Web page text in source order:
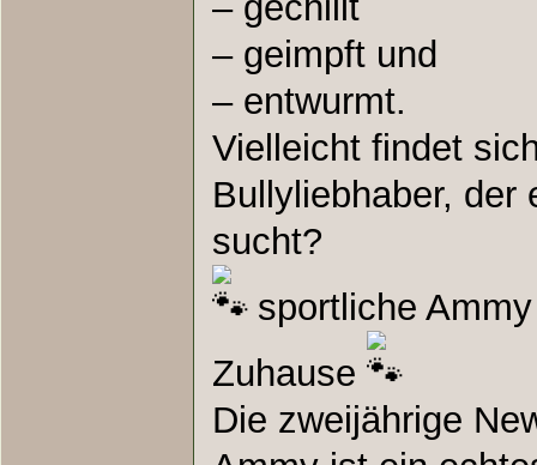
– geimpft und
– entwurmt.
Vielleicht findet
Bullyliebhaber, der
sucht?
sportliche
Zuhause
Die zweijährige